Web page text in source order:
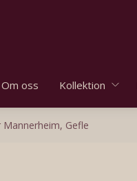
Om oss Kollektion
Gefle